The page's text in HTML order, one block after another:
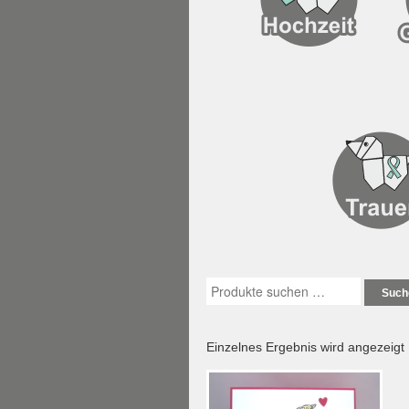
Einzelnes Ergebnis wird angezeigt